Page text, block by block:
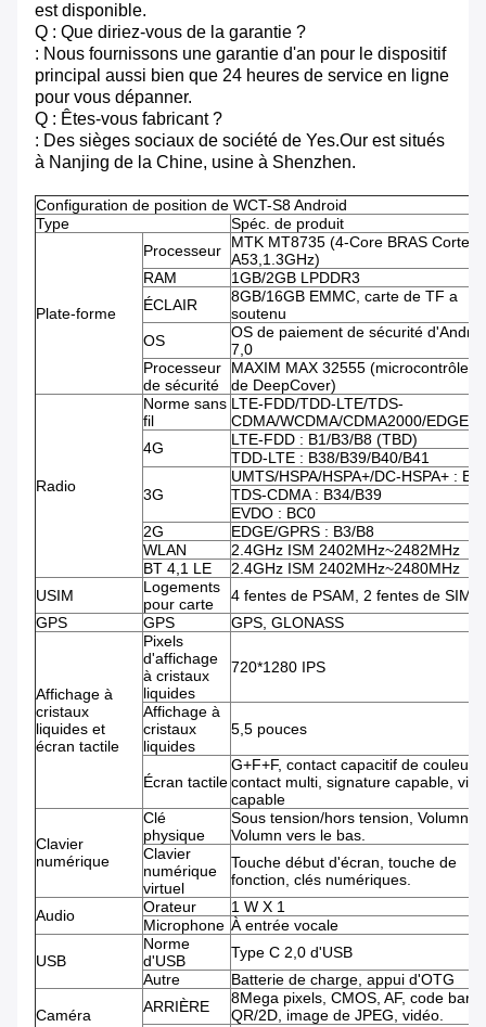
est disponible.
Q : Que diriez-vous de la garantie ?
: Nous fournissons une garantie d'an pour le dispositif
principal aussi bien que 24 heures de service en ligne
pour vous dépanner.
Q : Êtes-vous fabricant ?
: Des sièges sociaux de société de Yes.Our est situés
à Nanjing de la Chine, usine à Shenzhen.
Configuration de position de WCT-S8 Android
Type
Spéc. de produit
Plate-forme
Processeur
MTK MT8735 (4-Core BRAS Cortex-
A53,1.3GHz)
RAM
1GB/2GB LPDDR3
ÉCLAIR
8GB/16GB EMMC, carte de TF a
soutenu
OS
OS de paiement de sécurité
7,0
Processeur
de sécurité
MAXIM MAX 32555
de DeepCover)
Radio
Norme sans
fil
LTE-FDD/TDD-LTE/TDS-
CDMA/WCDMA/CDMA2000/EDGE/
4G
LTE-FDD : B1/B3/B8 (TBD)
TDD-LTE : B38/B39/B40/B41
3G
UMTS/HSPA/HSPA+/DC-HSPA+ :
TDS-CDMA : B34/B39
EVDO : BC0
2G
EDGE/GPRS : B3/B8
WLAN
2.4GHz ISM 2402MHz~2482MHz
BT 4,1 LE
2.4GHz ISM 2402MHz~2480MHz
USIM
Logements
pour carte
4 fentes de PSAM, 2 fentes de SIM
GPS
GPS GPS, GLONASS
Affichage à
cristaux
liquides et
écran tactile
Pixels
d'affichage
à cristaux
liquides
720*1280 IPS
Affichage à
cristaux
liquides
5,5 pouces
Écran tactile
G+F+F, contact capacitif de couleur,
contact multi, signature capable,
capable
Clavier
numérique
Clé
physique
Sous tension/hors tension, Volumn,
Volumn vers le bas.
Clavier
numérique
virtuel
Touche début d'écran, touche de
fonction, clés numériques.
Audio Orateur
1 W X 1
Microphone À entrée vocale
USB
Norme
d'USB
Type C 2,0 d'USB
Autre
Batterie de charge, appui d'OTG
Caméra ARRIÈRE
8Mega pixels, CMOS, AF, code
QR/2D, image de JPEG, vidéo.